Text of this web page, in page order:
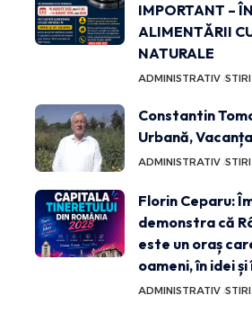
IMPORTANT –
ALIMENTĂRII
NATURALE
ADMINISTRATIV
Constantin
Urbană,
ADMINISTRATIV
Florin Ceparu:
demonstra că
este un oraș
oameni, în idei
ADMINISTRATIV